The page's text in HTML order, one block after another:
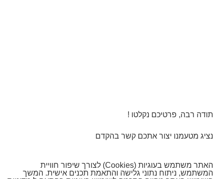
תודה רבה, פרטיכם נקלטו !
נציג מטעמנו יצור אתכם קשר בהקדם
האתר משתמש בעוגיות (Cookies) לצורך שיפור חוויית
המשתמש, ניתוח נתוני גלישה והתאמת תכנים אישית. המשך